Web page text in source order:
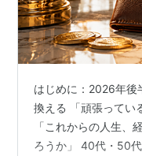
はじめに：2026年後
換える 「頑張ってい
「これからの人生、
ろうか」 40代・50